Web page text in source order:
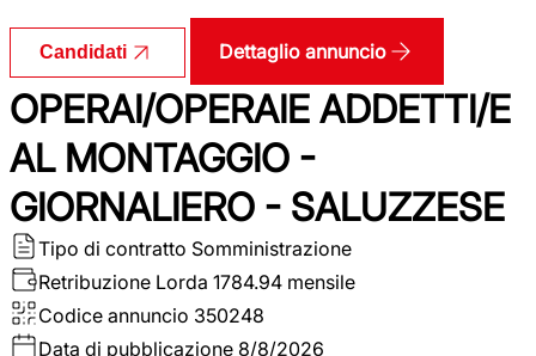
Candidati Dettaglio annuncio
OPERAI/OPERAIE ADDETTI/E
AL MONTAGGIO -
GIORNALIERO - SALUZZESE
Tipo di contratto Somministrazione
Retribuzione Lorda 1784.94 mensile
Codice annuncio 350248
Data di pubblicazione 8/8/2026